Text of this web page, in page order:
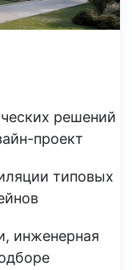
решений
проект
типовых
инженерная